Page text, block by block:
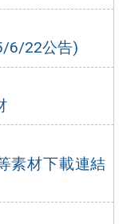
6/22公告)
素材下載連結